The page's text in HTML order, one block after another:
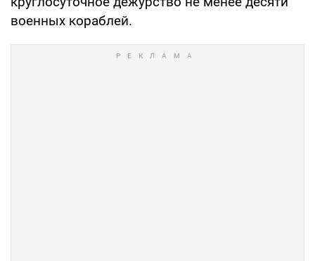
военных кораблей.